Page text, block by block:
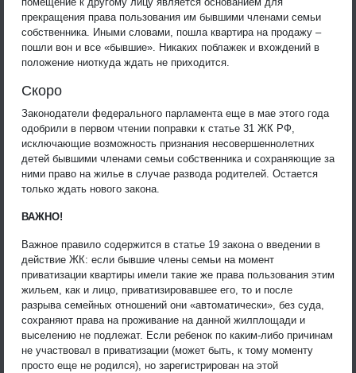
прекращения права пользования им бывшими членами семьи
собственника. Иными словами, пошла квартира на продажу –
пошли вон и все «бывшие». Никаких поблажек и вхождений в
положение ниоткуда ждать не приходится.
Скоро
Законодатели федерального парламента еще в мае этого года
одобрили в первом чтении поправки к статье 31 ЖК РФ,
исключающие возможность признания несовершеннолетних
детей бывшими членами семьи собственника и сохраняющие за
ними право на жилье в случае развода родителей. Остается
только ждать нового закона.
ВАЖНО!
Важное правило содержится в статье 19 закона о введении в
действие ЖК: если бывшие члены семьи на момент
приватизации квартиры имели такие же права пользования этим
жильем, как и лицо, приватизировавшее его, то и после
разрыва семейных отношений они «автоматически», без суда,
сохраняют права на проживание на данной жилплощади и
выселению не подлежат. Если ребенок по каким-либо причинам
не участвовал в приватизации (может быть, к тому моменту
просто еще не родился), но зарегистрирован на этой